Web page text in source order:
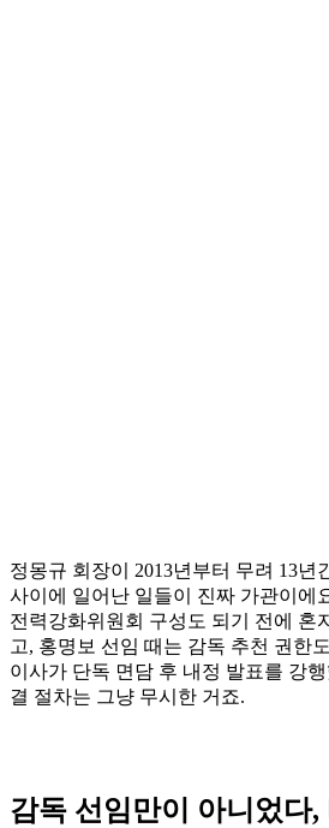
정몽규 회장이 2013년부터 무려 13년
사이에 일어난 일들이 진짜 가관이에
전력강화위원회 구성도 되기 전에 혼
고, 홍명보 선임 때는 감독 추천 권한
이사가 단독 면담 후 내정 발표를 강
결 절차는 그냥 무시한 거죠.
감독 선임만이 아니었다,